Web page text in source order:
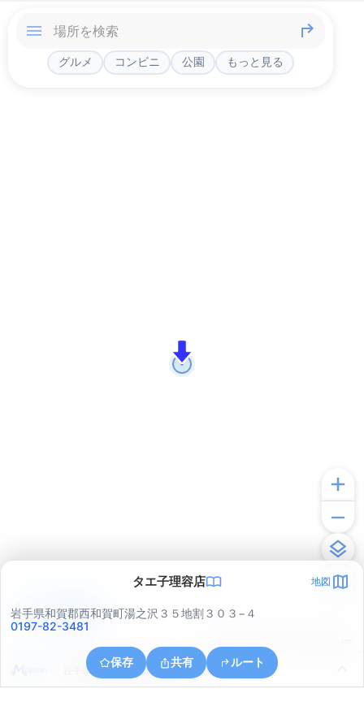
グルメ コンビニ 公園 もっと見る
タエ子理容店 地図
岩手県和賀郡西和賀町湯之沢３５地割３０３−４
0197-82-3481
保存 共有 ルート
岩手県和賀郡西和賀町槻沢２７地割
アプリで見る